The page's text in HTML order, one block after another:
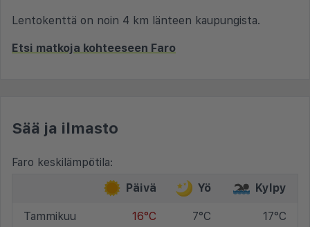
Lentokenttä on noin 4 km länteen kaupungista.
Etsi matkoja kohteeseen Faro
Sää ja ilmasto
Faro keskilämpötila:
Päivä
Yö Kylpy
Tammikuu 16°C 7°C 17°C